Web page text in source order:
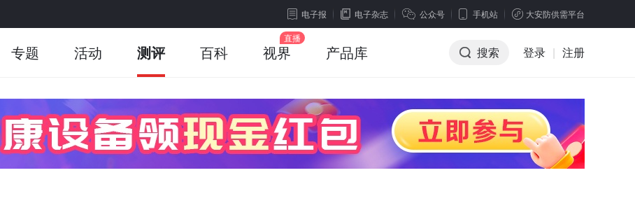
电子报 电子杂志 公众号 手机站 大安防供需平台
专题 活动 测评 百科 视界 产品库 搜索 登录 | 注册